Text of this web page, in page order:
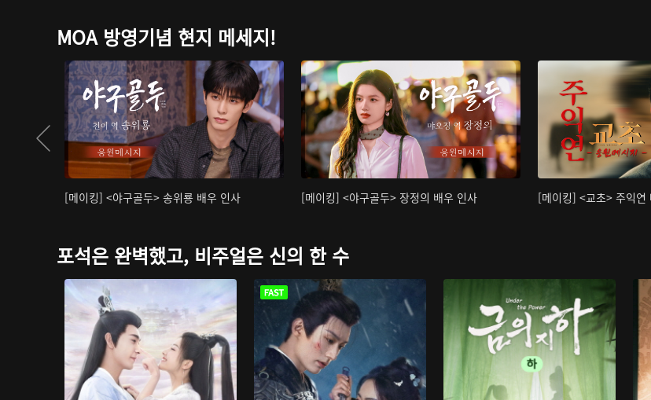
MOA 방영기념 현지 메세지!
[메이킹] <야구골두> 송위룡 배우 인사 [메이킹] <야구골두> 장정의 배우 인사 [메이킹] <교초> 주익연
포석은 완벽했고, 비주얼은 신의 한 수